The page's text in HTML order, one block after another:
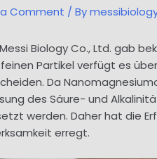
Comment / By
Biology Co., Ltd. gab
Partikel verfügt es
Da
des Säure- und
werden. Daher hat die
erregt.